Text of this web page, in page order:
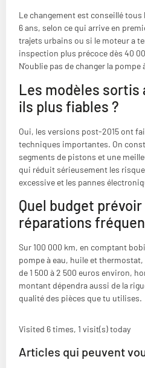
Le changement est conseillé tous
6 ans, selon ce qui arrive en
trajets urbains ou si le moteur a
inspection plus précoce dès 40
N’oublie pas de changer la
Les modèles sortis
ils plus fiables ?
Oui, les versions post-2015 ont
techniques importantes. On
segments de pistons et une
qui réduit sérieusement les
excessive et les pannes
Quel budget
réparations
Sur 100 000 km, en comptant
pompe à eau, huile et
de 1 500 à 2 500 euros environ,
montant dépendra aussi de la
qualité des pièces que tu utilises.
Visited 6 times, 1 visit(s) today
Articles qui peuvent